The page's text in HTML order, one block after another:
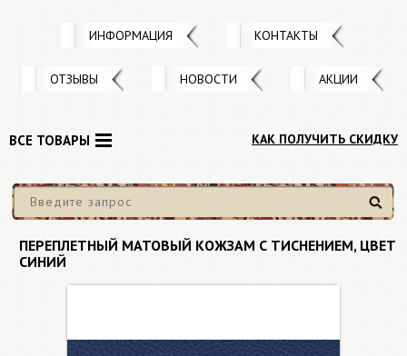
ИНФОРМАЦИЯ КОНТАКТЫ
ОТЗЫВЫ НОВОСТИ АКЦИИ
КАК ПОЛУЧИТЬ СКИДКУ
Найти
ВСЕ ТОВАРЫ
ПЕРЕПЛЕТНЫЙ МАТОВЫЙ КОЖЗАМ С ТИСНЕНИЕМ, ЦВЕТ
СИНИЙ